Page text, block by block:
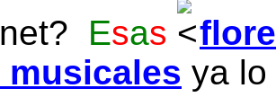
Esas
ya